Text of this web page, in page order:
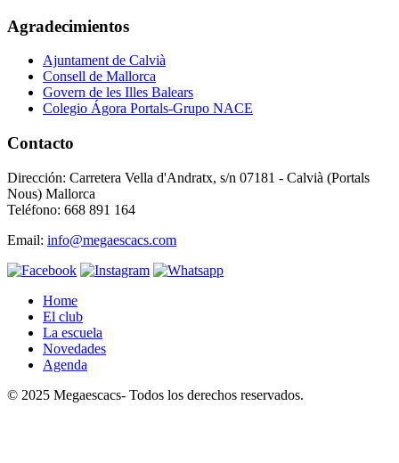
Agradecimientos
Ajuntament de Calvià
Consell de Mallorca
Govern de les Illes Balears
Colegio Ágora Portals-Grupo NACE
Contacto
Dirección: Carretera Vella d'Andratx, s/n 07181 - Calvià (Portals
Nous) Mallorca
Teléfono: 668 891 164
Email: info@megaescacs.com
Home
El club
La escuela
Novedades
Agenda
© 2025 Megaescacs- Todos los derechos reservados.